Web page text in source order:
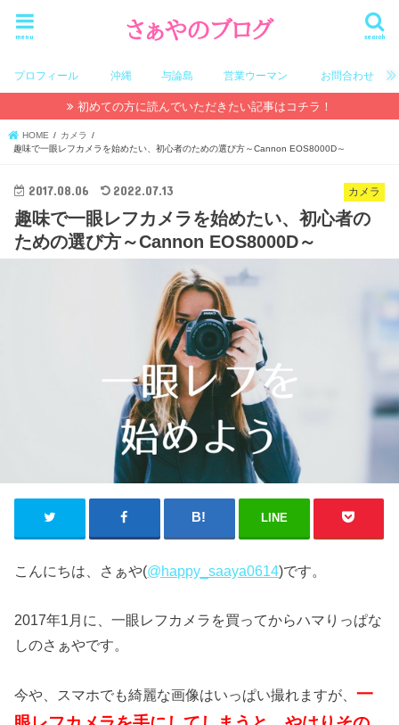
search
menu
プロフィール 沖縄 与論島 営業ウーマン お問合わせ
初めての方に読んでいただきたい記事はコチラ！
HOME
カメラ
趣味で一眼レフカメラを始めたい、初心者のための選び方～Cannon EOS8000D～
カメラ
2017.08.06 2022.07.13
趣味で一眼レフカメラを始めたい、初心者の
ための選び方～Cannon EOS8000D～
LINE
こんにちは、さぁや(@happy_saaya0614)です。
2017年1月に、一眼レフカメラを買ってからハマりっぱな
しのさぁやです。
今や、スマホでも綺麗な画像はいっぱい撮れますが、一